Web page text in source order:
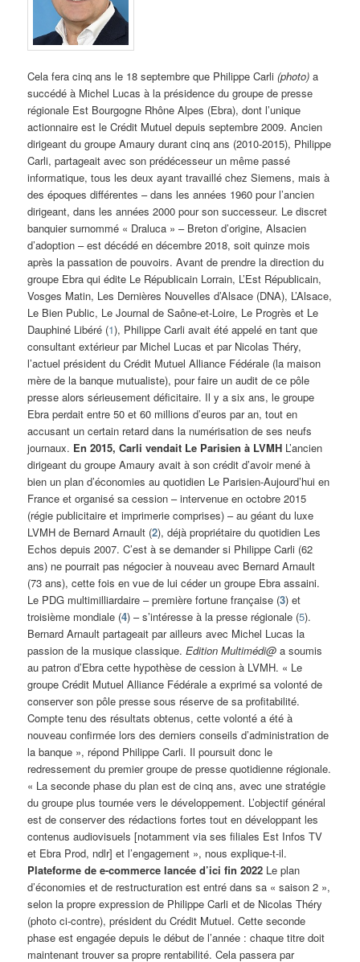
Cela fera cinq ans le 18 septembre que Philippe Carli(photo) a
succédé à Michel Lucas à la présidence du groupe de presse
régionale Est Bourgogne Rhône Alpes (Ebra), dont l’unique
actionnaire est le Crédit Mutuel depuis septembre 2009. Ancien
dirigeant du groupe Amaury durant cinq ans (2010-2015), Philippe
Carli, partageait avec son prédécesseur un même passé
informatique, tous les deux ayant travaillé chez Siemens, mais à
des époques différentes – dans les années 1960 pour l’ancien
dirigeant, dans les années 2000 pour son successeur. Le discret
banquier surnommé « Draluca » – Breton d’origine, Alsacien
d’adoption – est décédé en décembre 2018, soit quinze mois
après la passation de pouvoirs. Avant de prendre la direction du
groupe Ebra qui édite Le Républicain Lorrain, L’Est Républicain,
Vosges Matin, Les Dernières Nouvelles d’Alsace (DNA), L’Alsace,
Le Bien Public, Le Journal de Saône-et-Loire, Le Progrès et Le
Dauphiné Libéré (1), Philippe Carli avait été appelé en tant que
consultant extérieur par Michel Lucas et par Nicolas Théry,
l’actuel président du Crédit Mutuel Alliance Fédérale (la maison
mère de la banque mutualiste), pour faire un audit de ce pôle
presse alors sérieusement déficitaire. Il y a six ans, le groupe
Ebra perdait entre 50 et 60 millions d’euros par an, tout en
accusant un certain retard dans la numérisation de ses neufs
journaux. En 2015, Carli vendait Le Parisien à LVMH L’ancien
dirigeant du groupe Amaury avait à son crédit d’avoir mené à
bien un plan d’économies au quotidien Le Parisien-Aujourd’hui en
France et organisé sa cession – intervenue en octobre 2015
(régie publicitaire et imprimerie comprises) – au géant du luxe
LVMH de Bernard Arnault (2), déjà propriétaire du quotidien Les
Echos depuis 2007. C’est à se demander si Philippe Carli (62
ans) ne pourrait pas négocier à nouveau avec Bernard Arnault
(73 ans), cette fois en vue de lui céder un groupe Ebra assaini.
Le PDG multimilliardaire – première fortune française (3) et
troisième mondiale (4) – s’intéresse à la presse régionale (5).
Bernard Arnault partageait par ailleurs avec Michel Lucas la
passion de la musique classique.Edition Multimédi@ a soumis
au patron d’Ebra cette hypothèse de cession à LVMH. « Le
groupe Crédit Mutuel Alliance Fédérale a exprimé sa volonté de
conserver son pôle presse sous réserve de sa profitabilité.
Compte tenu des résultats obtenus, cette volonté a été à
nouveau confirmée lors des derniers conseils d’administration de
la banque », répond Philippe Carli. Il poursuit donc le
redressement du premier groupe de presse quotidienne régionale.
« La seconde phase du plan est de cinq ans, avec une stratégie
du groupe plus tournée vers le développement. L’objectif général
est de conserver des rédactions fortes tout en développant les
contenus audiovisuels [notamment via ses filiales Est Infos TV
et Ebra Prod, ndlr] et l’engagement », nous explique-t-il.
Plateforme de e-commerce lancée d’ici fin 2022 Le plan
d’économies et de restructuration est entré dans sa « saison 2 »,
selon la propre expression de Philippe Carli et de Nicolas Théry
(photo ci-contre), président du Crédit Mutuel. Cette seconde
phase est engagée depuis le début de l’année : chaque titre doit
maintenant trouver sa propre rentabilité. Cela passera par